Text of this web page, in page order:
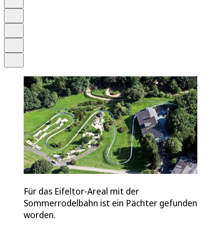
Für das Eifeltor-Areal mit der
Sommerrodelbahn ist ein Pächter gefunden
worden.